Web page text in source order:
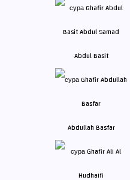
Abdul Basit
Abdullah Basfar